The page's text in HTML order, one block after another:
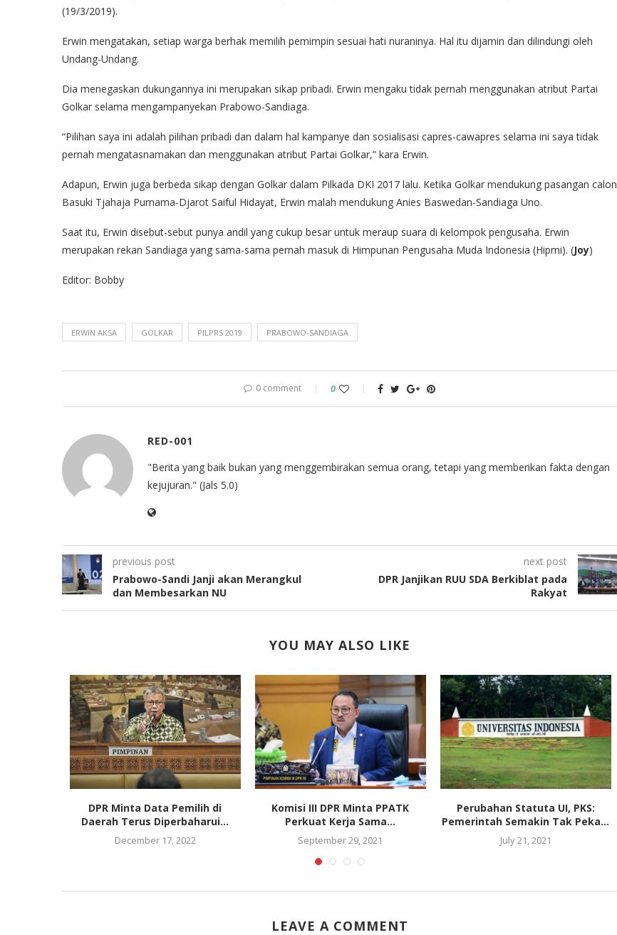
(19/3/2019).
Erwin mengatakan, setiap warga berhak memilih pemimpin sesuai hati nuraninya. Hal itu dijamin dan dilindungi oleh
Undang-Undang.
Dia menegaskan dukungannya ini merupakan sikap pribadi. Erwin mengaku tidak pernah menggunakan atribut Partai
Golkar selama mengampanyekan Prabowo-Sandiaga.
“Pilihan saya ini adalah pilihan pribadi dan dalam hal kampanye dan sosialisasi capres-cawapres selama ini saya tidak
pernah mengatasnamakan dan menggunakan atribut Partai Golkar,” kara Erwin.
Adapun, Erwin juga berbeda sikap dengan Golkar dalam Pilkada DKI 2017 lalu. Ketika Golkar mendukung pasangan calon
Basuki Tjahaja Purnama-Djarot Saiful Hidayat, Erwin malah mendukung Anies Baswedan-Sandiaga Uno.
Saat itu, Erwin disebut-sebut punya andil yang cukup besar untuk meraup suara di kelompok pengusaha. Erwin
merupakan rekan Sandiaga yang sama-sama pernah masuk di Himpunan Pengusaha Muda Indonesia (Hipmi). (Joy)
Editor: Bobby
ERWIN AKSA GOLKAR PILPRS 2019 PRABOWO-SANDIAGA
0 comment 0
RED-001
"Berita yang baik bukan yang menggembirakan semua orang, tetapi yang memberikan fakta dengan
kejujuran." (Jals 5.0)
previous post
Prabowo-Sandi Janji akan Merangkul
dan Membesarkan NU
next post
DPR Janjikan RUU SDA Berkiblat pada
Rakyat
YOU MAY ALSO LIKE
DPR Minta Data Pemilih di
Daerah Terus Diperbaharui...
December 17, 2022
Komisi III DPR Minta PPATK
Perkuat Kerja Sama...
September 29, 2021
Perubahan Statuta UI, PKS:
Pemerintah Semakin Tak Peka...
July 21, 2021
LEAVE A COMMENT